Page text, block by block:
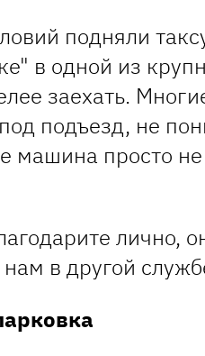
подняли
в одной из
заехать.
подъезд, не
машина просто
лично,
в другой